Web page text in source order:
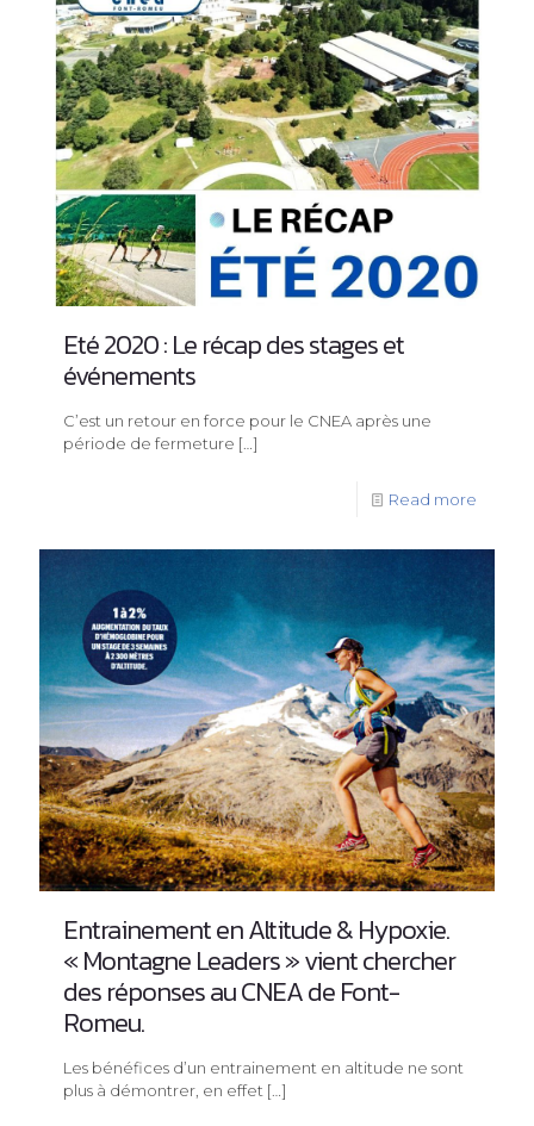
Eté 2020 : Le récap des stages et
événements
C’est un retour en force pour le CNEA après une
période de fermeture […]
Read more
Entrainement en Altitude & Hypoxie.
« Montagne Leaders » vient chercher
des réponses au CNEA de Font-
Romeu.
Les bénéfices d’un entrainement en altitude ne sont
plus à démontrer, en effet […]